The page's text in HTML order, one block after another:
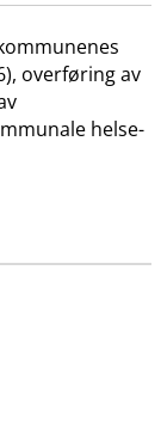
overføring av
helse-